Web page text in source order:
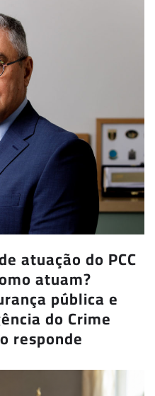
atuação do PCC
atuam?
pública e
do Crime
responde